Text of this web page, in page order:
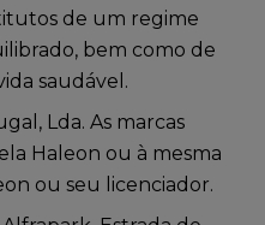
de um regime
bem como de
saudável.
Lda. As marcas
Haleon ou à mesma
ou seu licenciador.